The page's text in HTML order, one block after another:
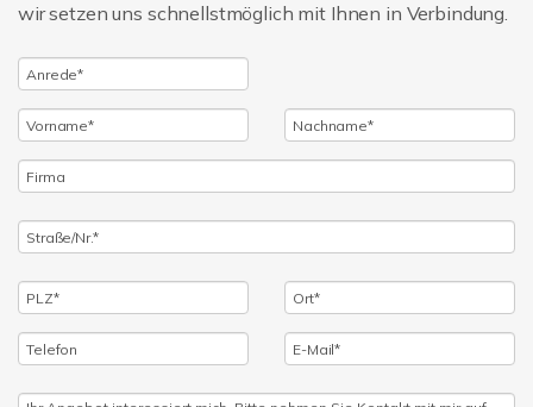
wir setzen uns schnellstmöglich mit Ihnen in Verbindung.